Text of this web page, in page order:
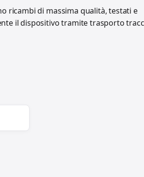
ricambi di massima qualità, testati e
il dispositivo tramite trasporto